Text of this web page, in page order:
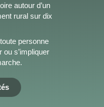
autour d’un
rural sur dix
personne
ou s’impliquer